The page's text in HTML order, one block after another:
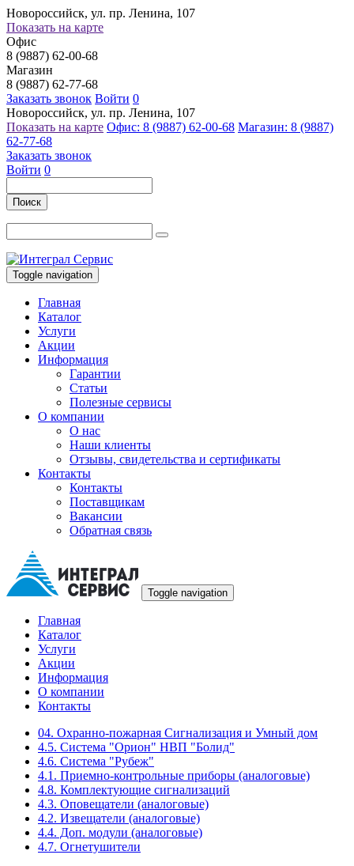
Новороссийск, ул. пр. Ленина, 107
Показать на карте
Офис
8 (9887) 62-00-68
Магазин
8 (9887) 62-77-68
Заказать звонок Войти 0
Новороссийск, ул. пр. Ленина, 107
Показать на карте Офис: 8 (9887) 62-00-68 Магазин: 8 (9887)
62-77-68
Заказать звонок
Войти 0
Поиск
Toggle navigation
Главная
Каталог
Услуги
Акции
Информация
Гарантии
Статьи
Полезные сервисы
О компании
О нас
Наши клиенты
Отзывы, свидетельства и сертификаты
Контакты
Контакты
Поставщикам
Вакансии
Обратная связь
Toggle navigation
Главная
Каталог
Услуги
Акции
Информация
О компании
Контакты
04. Охранно-пожарная Сигнализация и Умный дом
4.5. Система "Орион" НВП "Болид"
4.6. Система "Рубеж"
4.1. Приемно-контрольные приборы (аналоговые)
4.8. Комплектующие сигнализаций
4.3. Оповещатели (аналоговые)
4.2. Извещатели (аналоговые)
4.4. Доп. модули (аналоговые)
4.7. Огнетушители